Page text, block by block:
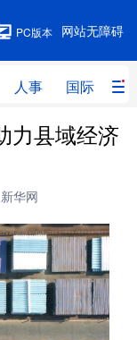
网站无障碍
PC版本
人事 国际 财
人事
体育
军事
政务
力县域经济
华网